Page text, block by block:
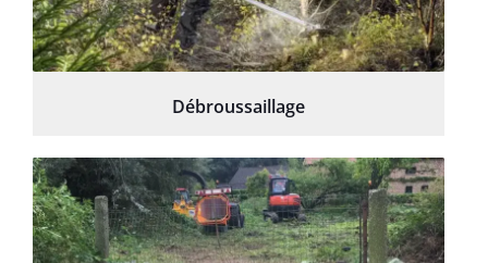
Débroussaillage